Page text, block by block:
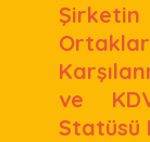
Şirketin
ve
Statüsü